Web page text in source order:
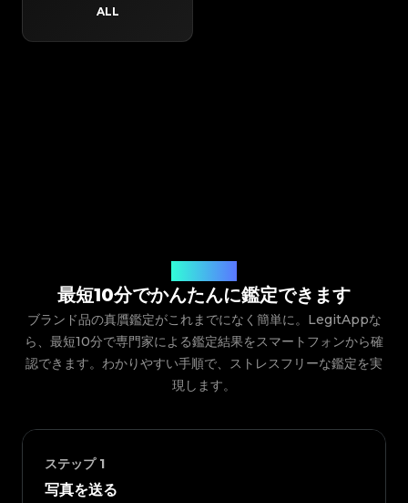
ALL
最短10分でかんたんに鑑定できます
ブランド品の真贋鑑定がこれまでになく簡単に。LegitAppな
ら、最短10分で専門家による鑑定結果をスマートフォンから確
認できます。わかりやすい手順で、ストレスフリーな鑑定を実
現します。
ステップ 1
写真を送る